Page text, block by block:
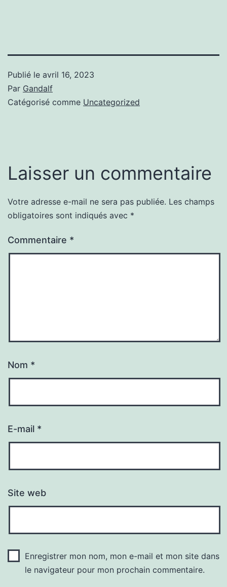
Publié le avril 16, 2023
Par Gandalf
Catégorisé comme Uncategorized
Laisser un commentaire
Votre adresse e-mail ne sera pas publiée. Les champs
obligatoires sont indiqués avec *
Commentaire *
Nom *
E-mail *
Site web
Enregistrer mon nom, mon e-mail et mon site dans
le navigateur pour mon prochain commentaire.